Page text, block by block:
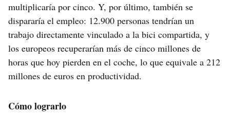
multiplicaría por cinco. Y, por último, también se
dispararía el empleo: 12.900 personas tendrían un
trabajo directamente vinculado a la bici compartida, y
los europeos recuperarían más de cinco millones de
horas que hoy pierden en el coche, lo que equivale a 212
millones de euros en productividad.
Cómo lograrlo